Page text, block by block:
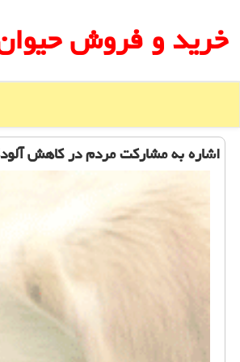
خرید و فروش
اشاره به مشاركت مردم در كاهش